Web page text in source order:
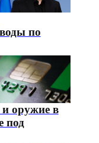
по
оружие в
под